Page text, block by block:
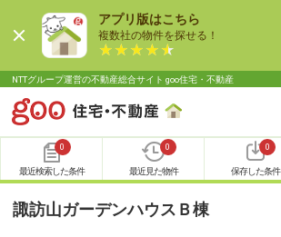
アプリ版はこちら
複数社の物件を探せる！
NTTグループ運営の不動産総合サイト goo住宅・不動産
0
最近検索した条件
0
最近見た物件
0
保存した条件
諏訪山ガーデンハウスＢ棟